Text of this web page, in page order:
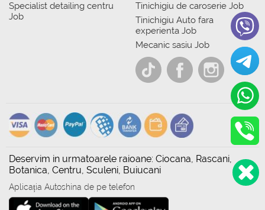
Specialist detailing centru
Job
Tinichigiu de caroserie Job
Tinichigiu Auto fara
experienta Job
Mecanic sasiu Job
Deservim in urmatoarele raioane: Ciocana, Rascani,
Botanica, Centru, Sculeni, Buiucani
Aplicația Autoshina de pe telefon